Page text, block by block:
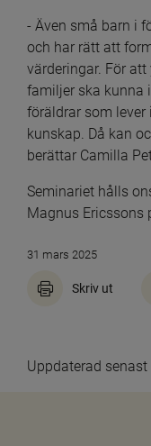
- Även små barn i
och har rätt att
värderingar. För
familjer ska kunna
föräldrar som lever
kunskap. Då kan
berättar Camilla
Seminariet hålls
Magnus Ericssons
31 mars 2025
Skriv ut
Uppdaterad senast